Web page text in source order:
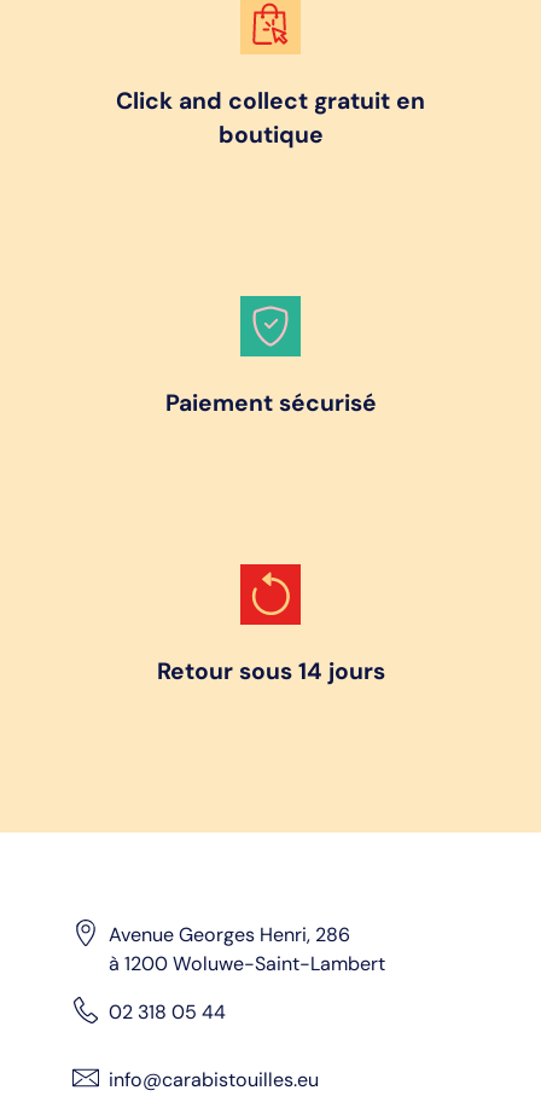
Click and collect gratuit en
boutique
Paiement sécurisé
Retour sous 14 jours
Avenue Georges Henri, 286
à 1200 Woluwe-Saint-Lambert
02 318 05 44
info@carabistouilles.eu